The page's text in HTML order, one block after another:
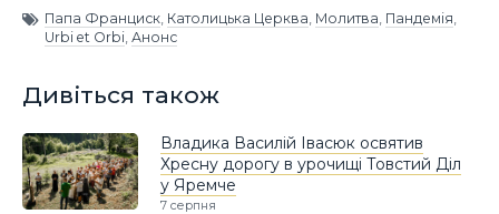
Папа Франциск Католицька Церква Молитва Пандемія
Urbi et Orbi Анонс
Дивіться також
Владика Василій Івасюк освятив
Хресну дорогу в урочищі Товстий Діл
у Яремче
7 серпня